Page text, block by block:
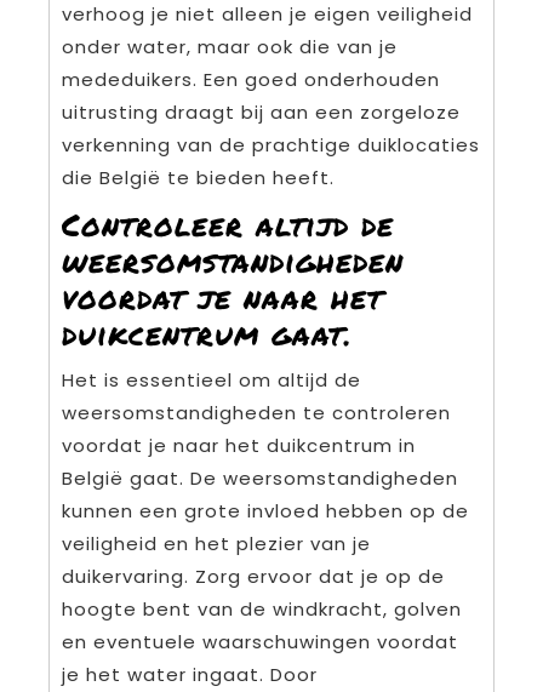
verhoog je niet alleen je eigen veiligheid
onder water, maar ook die van je
mededuikers. Een goed onderhouden
uitrusting draagt bij aan een zorgeloze
verkenning van de prachtige duiklocaties
die België te bieden heeft.
Controleer altijd de
weersomstandigheden
voordat je naar het
duikcentrum gaat.
Het is essentieel om altijd de
weersomstandigheden te controleren
voordat je naar het duikcentrum in
België gaat. De weersomstandigheden
kunnen een grote invloed hebben op de
veiligheid en het plezier van je
duikervaring. Zorg ervoor dat je op de
hoogte bent van de windkracht, golven
en eventuele waarschuwingen voordat
je het water ingaat. Door